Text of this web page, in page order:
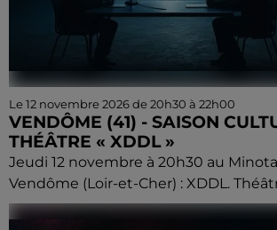
Le 12 novembre 2026 de 20h30 à 22h00
VENDÔME (41) - SAISON
THÉÂTRE « XDDL »
Jeudi 12 novembre à 20h30 au
Vendôme (Loir-et-Cher) : XDDL.